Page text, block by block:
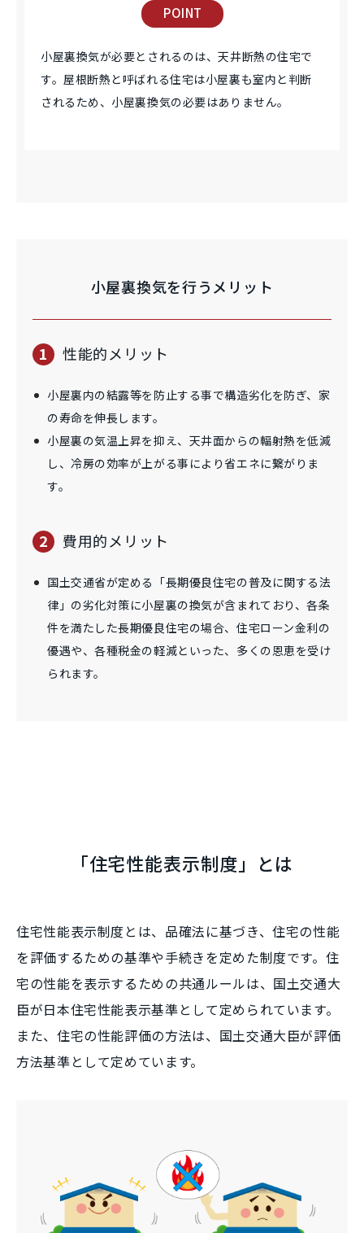
POINT
小屋裏換気が必要とされるのは、天井断熱の住宅で
す。屋根断熱と呼ばれる住宅は小屋裏も室内と判断
されるため、小屋裏換気の必要はありません。
小屋裏換気を行うメリット
1 性能的メリット
小屋裏内の結露等を防止する事で構造劣化を防ぎ、家
の寿命を伸長します。
小屋裏の気温上昇を抑え、天井面からの輻射熱を低減
し、冷房の効率が上がる事により省エネに繋がりま
す。
2 費用的メリット
国土交通省が定める「長期優良住宅の普及に関する法
律」の劣化対策に小屋裏の換気が含まれており、各条
件を満たした長期優良住宅の場合、住宅ローン金利の
優遇や、各種税金の軽減といった、多くの恩恵を受け
られます。
「住宅性能表示制度」とは
住宅性能表示制度とは、品確法に基づき、住宅の性能
を評価するための基準や手続きを定めた制度です。住
宅の性能を表示するための共通ルールは、国土交通大
臣が日本住宅性能表示基準として定められています。
また、住宅の性能評価の方法は、国土交通大臣が評価
方法基準として定めています。